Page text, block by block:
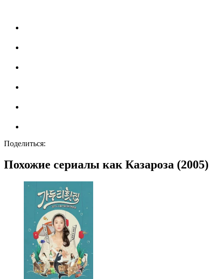
Поделиться:
Похожие сериалы как Казароза (2005)